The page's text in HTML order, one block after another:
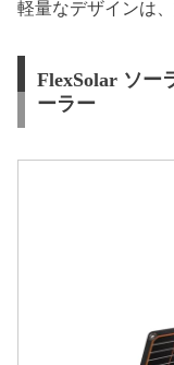
軽量なデザインは
FlexSolar ソー
ーラー